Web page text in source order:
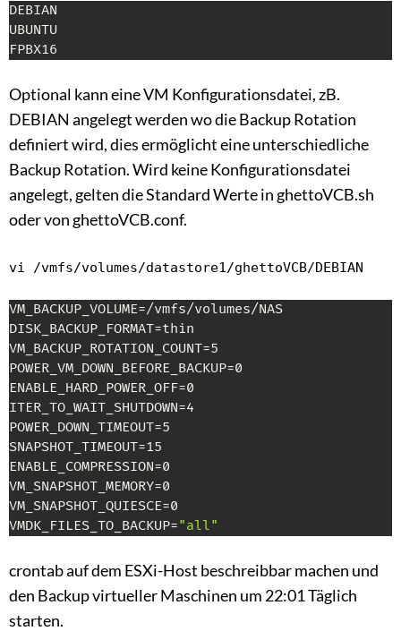
DEBIAN
UBUNTU
FPBX16
Optional kann eine VM Konfigurationsdatei, zB.
DEBIAN angelegt werden wo die Backup Rotation
definiert wird, dies ermöglicht eine unterschiedliche
Backup Rotation. Wird keine Konfigurationsdatei
angelegt, gelten die Standard Werte in ghettoVCB.sh
oder von ghettoVCB.conf.
vi /vmfs/volumes/datastore1/ghettoVCB/DEBIAN
VM_BACKUP_VOLUME=/vmfs/volumes/NAS
DISK_BACKUP_FORMAT=thin
VM_BACKUP_ROTATION_COUNT=5
POWER_VM_DOWN_BEFORE_BACKUP=0
ENABLE_HARD_POWER_OFF=0
ITER_TO_WAIT_SHUTDOWN=4
POWER_DOWN_TIMEOUT=5
SNAPSHOT_TIMEOUT=15
ENABLE_COMPRESSION=0
VM_SNAPSHOT_MEMORY=0
VM_SNAPSHOT_QUIESCE=0
VMDK_FILES_TO_BACKUP="all"
crontab auf dem ESXi-Host beschreibbar machen und
den Backup virtueller Maschinen um 22:01 Täglich
starten.